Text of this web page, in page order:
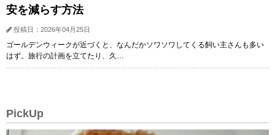
安を減らす方法
投稿日：2026年04月25日
ゴールデンウィークが近づくと、なんだかソワソワしてくる飼い主さんも多い
はず。旅行の計画を立てたり、久…
PickUp